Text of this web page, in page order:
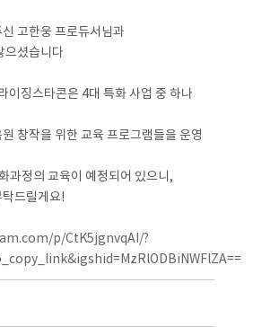
고한웅 프로듀서님과
으셨습니다
이징스타콘은 4대 특화 사업 중 하나
창작을 위한 교육 프로그램들을 운영
과정의 교육이 예정되어 있으니,
드릴게요!
p/CtK5jgnvqAI/?